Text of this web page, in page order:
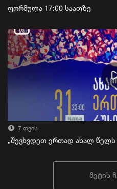
ფორმულა 17:00 საათზე
7 თვის
„შევხვდეთ ერთად ახალ
მეტის